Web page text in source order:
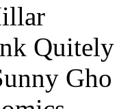
Quitely
Gho